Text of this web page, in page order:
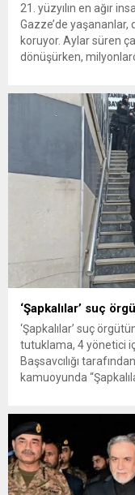
21. yüzyılın en ağır
Gazze’de
koruyor. Aylar süren
dönüşürken,
insani dramın
‘Şapkalılar’ suç
‘Şapkalılar’ suç
tutuklama, 4 yönetici
Başsavcılığı
kamuoyunda
172 kişi tutuklandı
Suçlar...